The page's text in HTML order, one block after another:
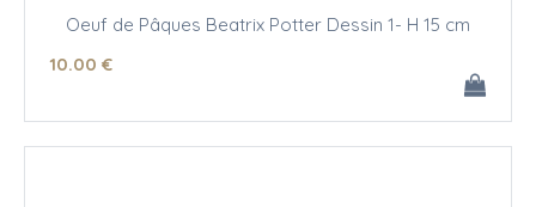
Oeuf de Pâques Beatrix Potter Dessin 1- H 15 cm
10.00 €